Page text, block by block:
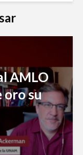
AMLO
oro su